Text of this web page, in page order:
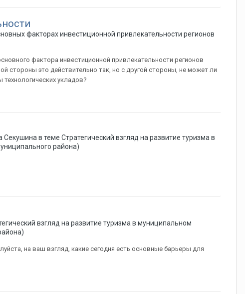
факторах инвестиционной привлекательности регионов
фактора инвестиционной привлекательности регионов
стороны это действительно так, но с другой стороны, не может ли
укладов?
Секушина в теме Стратегический взгляд на развитие туризма в
района)
взгляд на развитие туризма в муниципальном
на ваш взгляд, какие сегодня есть основные барьеры для